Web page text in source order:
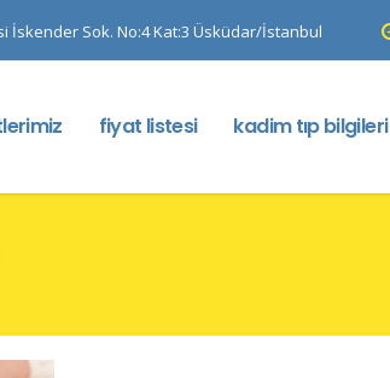
İskender Sok. No:4 Kat:3 Üsküdar/İstanbul
fiyat listesi kadim tıp bilgileri